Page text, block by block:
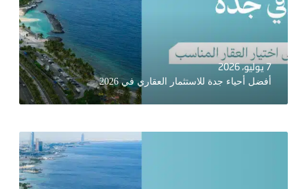
7 يوليو، 2026
أفضل أحياء جدة للاستثمار العقاري في 2026